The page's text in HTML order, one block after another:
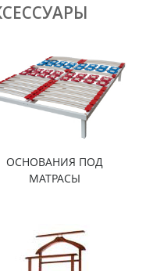
ОСНОВАНИЯ ПОД
МАТРАСЫ